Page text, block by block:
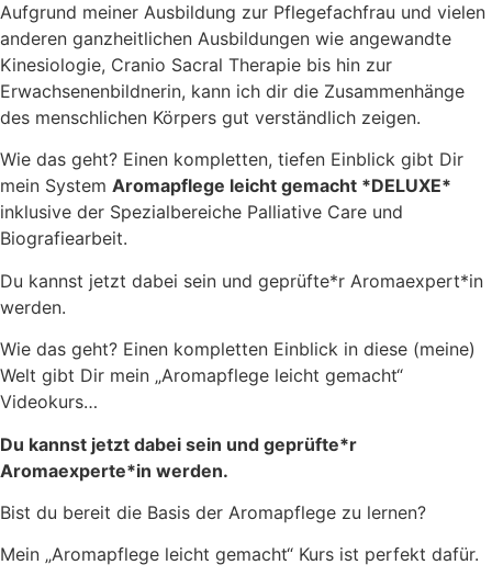
Aufgrund meiner Ausbildung zur Pflegefachfrau und vielen
anderen ganzheitlichen Ausbildungen wie angewandte
Kinesiologie, Cranio Sacral Therapie bis hin zur
Erwachsenenbildnerin, kann ich dir die Zusammenhänge
des menschlichen Körpers gut verständlich zeigen.
Wie das geht? Einen kompletten, tiefen Einblick gibt Dir
mein System Aromapflege leicht gemacht *DELUXE*
inklusive der Spezialbereiche Palliative Care und
Biografiearbeit.
Du kannst jetzt dabei sein und geprüfte*r Aromaexpert*in
werden.
Wie das geht? Einen kompletten Einblick in diese (meine)
Welt gibt Dir mein „Aromapflege leicht gemacht“
Videokurs…
Du kannst jetzt dabei sein und geprüfte*r
Aromaexperte*in werden.
Bist du bereit die Basis der Aromapflege zu lernen?
Mein „Aromapflege leicht gemacht“ Kurs ist perfekt dafür.